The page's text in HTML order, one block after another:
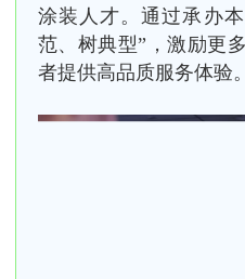
涂装人才。通过承办
范、树典型”，激励更
者提供高品质服务体验。